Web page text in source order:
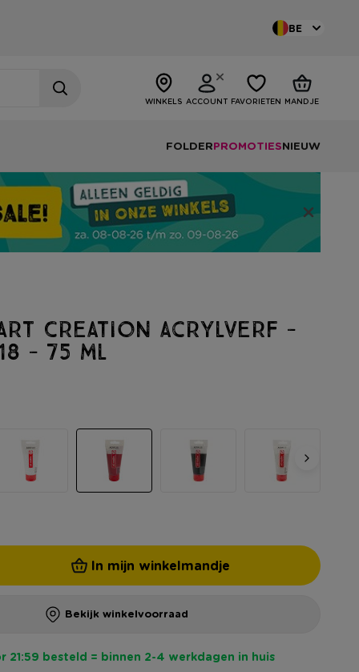
BE
WINKELS ACCOUNT FAVORIETEN MANDJE
FOLDERPROMOTIESNIEUW
Creation acrylverf -
- 75 ml
In mijn winkelmandje
Bekijk winkelvoorraad
21:59 besteld = binnen 2-4 werkdagen in huis